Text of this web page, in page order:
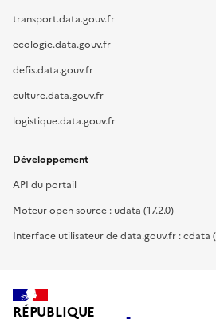
transport.data.gouv.fr
ecologie.data.gouv.fr
defis.data.gouv.fr
culture.data.gouv.fr
logistique.data.gouv.fr
Développement
API du portail
Moteur open source : udata (17.2.0)
Interface utilisateur de data.gouv.fr : cdata
RÉPUBLIQUE